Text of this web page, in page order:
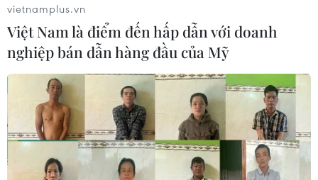
vietnamplus.vn
Việt Nam là điểm đến hấp dẫn với doanh
nghiệp bán dẫn hàng đầu của Mỹ